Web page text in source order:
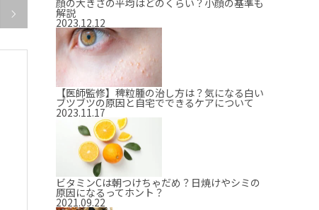

顔の大きさの平均はどのくらい？小顔の基準も
解説
2023.12.12
【医師監修】稗粒腫の治し方は？気になる白い
ブツブツの原因と自宅でできるケアについて
2023.11.17
ビタミンCは朝つけちゃだめ？日焼けやシミの
原因になるってホント？
2021.09.22